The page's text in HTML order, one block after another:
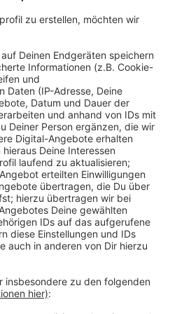
liegt darin, Produkte
Abfall gar nicht erst
Design,
und neue,
Valley ins Leben gerufen.
einem Zentrum der
- so wie das Silicon
14:15